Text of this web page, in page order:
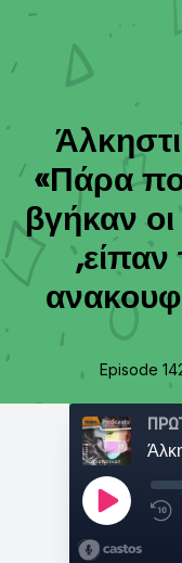
«Πάρα
βγήκαν
,είπαν
Episode